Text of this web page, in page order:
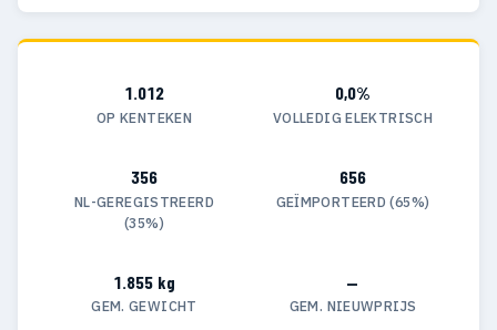
1.012
OP KENTEKEN
0,0%
VOLLEDIG ELEKTRISCH
356
NL-GEREGISTREERD
(35%)
656
GEÏMPORTEERD (65%)
1.855 kg
GEM. GEWICHT
—
GEM. NIEUWPRIJS